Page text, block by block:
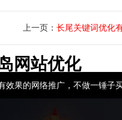
上一页： 长尾关键词优化
网站优化
效果的网络推广，不做一锤子